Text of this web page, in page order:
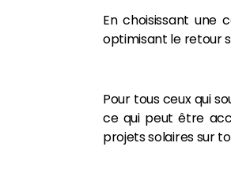
En choisissant
optimisant le retour
Pour tous ceux qui
ce qui peut être
projets solaires sur